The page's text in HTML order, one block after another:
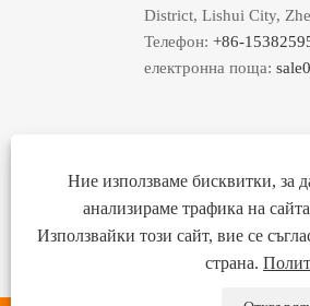
Ние използваме бисквитки, за
анализираме трафика на
Използвайки този сайт, вие се
страна.
District, Lishui City,
Телефон: +86-
електронна поща: